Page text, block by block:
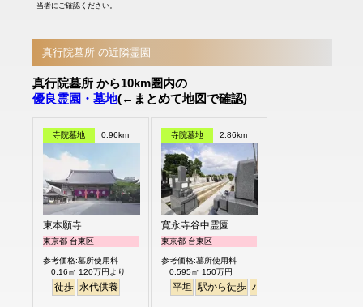
当者にご確認ください。
真行院墓所 の近隣霊園
真行院墓所 から10km圏内の
優良霊園・墓地(←まとめて地図で確認)
寺院墓地 0.96km
東本願寺
東京都 台東区
参考価格:墓所使用料
0.16㎡ 120万円より
徒歩 永代供養
寺院墓地 2.86km
寛永寺谷中霊園
東京都 台東区
参考価格:墓所使用料
0.595㎡ 150万円
平坦 駅から徒歩 バリアフリー